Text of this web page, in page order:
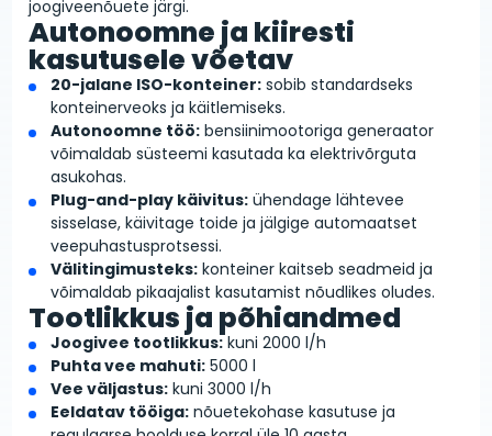
joogiveenõuete järgi.
Autonoomne ja kiiresti
kasutusele võetav
20-jalane ISO-konteiner: sobib standardseks
konteinerveoks ja käitlemiseks.
Autonoomne töö: bensiinimootoriga generaator
võimaldab süsteemi kasutada ka elektrivõrguta
asukohas.
Plug-and-play käivitus: ühendage lähtevee
sisselase, käivitage toide ja jälgige automaatset
veepuhastusprotsessi.
Välitingimusteks: konteiner kaitseb seadmeid ja
võimaldab pikaajalist kasutamist nõudlikes oludes.
Tootlikkus ja põhiandmed
Joogivee tootlikkus:kuni 2000 l/h
Puhta vee mahuti: 5000 l
Vee väljastus: kuni 3000 l/h
Eeldatav tööiga: nõuetekohase kasutuse ja